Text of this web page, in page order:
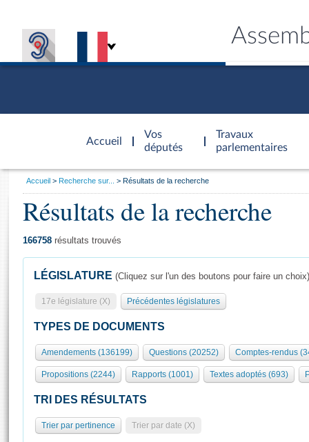
Accueil
d'accueil
Vos
députés
Travaux
parlementaires
Présidence
577 députés
Groupes politiques
Séance publique
Commissions et autres organes
Europe et International
Pétitions
Général
Rôle et pouvoirs de l'Assemblée
Organisation de l'Assemblée
Présidence Conférence des Présidents Bureau Collège des
Statistiques et chiffres clés
Visiter l'Assemblée
Visite virtuelle du palais Bourbon
Assister à une séance
Vous
Accueil Recherche sur... Résultats de la recherche
Résultats de la recherche
166758 résultats trouvés
LÉGISLATURE (Cliquez sur l'un des boutons pour faire un choix)
17e législature (X) Précédentes législatures
TYPES DE DOCUMENTS
Amendements (136199) Questions (20252) Comptes-rendus
Propositions (2244) Rapports (1001) Textes adoptés (693)
TRI DES RÉSULTATS
Trier par pertinence Trier par date (X)